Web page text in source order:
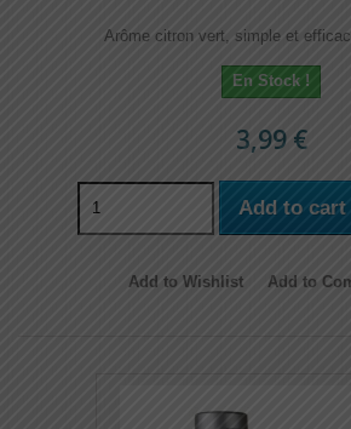
Arôme citron vert, simple et
En Stock !
3,99 €
Add to cart
Add to Wishlist Add to